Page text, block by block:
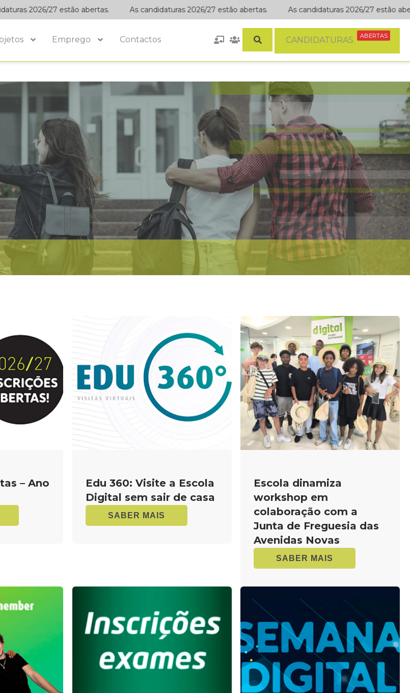
2026/27 estão abertas. As candidaturas 2026/27 estão abertas. As candidaturas 2026/27 estão
Emprego Contactos CANDIDATURAS ABERTAS
– Ano
Edu 360: Visite a Escola
Digital sem sair de casa
SABER MAIS
Escola dinamiza
workshop em
colaboração com a
Junta de Freguesia das
Avenidas Novas
SABER MAIS